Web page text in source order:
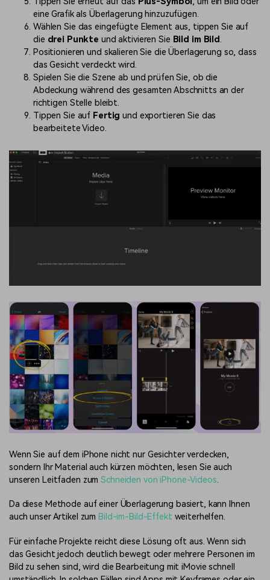
eine Grafik als Überlagerung hinzuzufügen.
Wählen Sie das eingefügte Element aus, tippen Sie auf
die drei Punkte und aktivieren Sie Bild im Bild .
Positionieren und skalieren Sie die Überlagerung so, dass
das Gesicht verdeckt wird.
Spielen Sie die Szene ab und prüfen Sie, ob die
Abdeckung während des gesamten Abschnitts an der
richtigen Stelle bleibt.
Tippen Sie auf Fertig und exportieren Sie das
bearbeitete Video.
Wenn Sie auf dem iPhone nicht nur Gesichter verdecken,
sondern Ihr Material auch kürzen möchten, lesen Sie auch
unseren Leitfaden zumSchneiden von iPhone-Videos.
Da diese Methode auf einer Überlagerung basiert, kann Ihnen
auch unser Artikel zumBild-im-Bild-Effekt weiterhelfen.
Für einfache Projekte reicht diese Lösung oft aus. Wenn sich
das Gesicht jedoch deutlich bewegt oder mehrere Personen im
Bild zu sehen sind, wird die Bearbeitung mit iMovie schnell